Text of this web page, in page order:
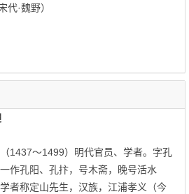
代·魏野）
1437～1499）明代官员、学者。字孔
作孔阳、孔抃，号木斋，晚号活水
者称定山先生，汉族，江浦孝义（今